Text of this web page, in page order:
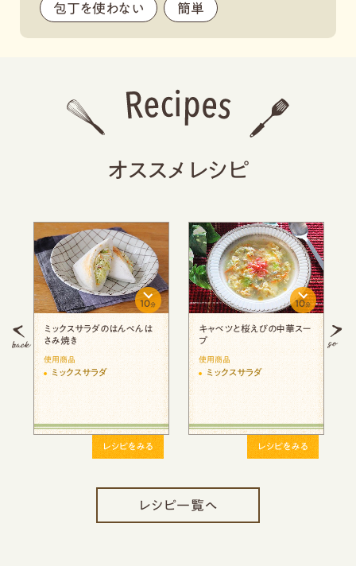
包丁を使わない , 簡単
オススメレシピ
びの中華スー
10分
野菜たっぷりけんちん汁
20分
使用商品
ミックスサラダ
しらすと桜エビのキャベ
き揚げ
使用商品
ミックスサラダ
レシピ一覧へ